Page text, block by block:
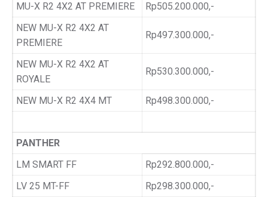
MU-X R2 4X2 AT PREMIERE
Rp505.200.000,-
NEW MU-X R2 4X2 AT
PREMIERE
Rp497.300.000,-
NEW MU-X R2 4X2 AT
ROYALE
Rp530.300.000,-
NEW MU-X R2 4X4 MT Rp498.300.000,-
PANTHER
LM SMART FF
Rp292.800.000,-
LV 25 MT-FF
Rp298.300.000,-